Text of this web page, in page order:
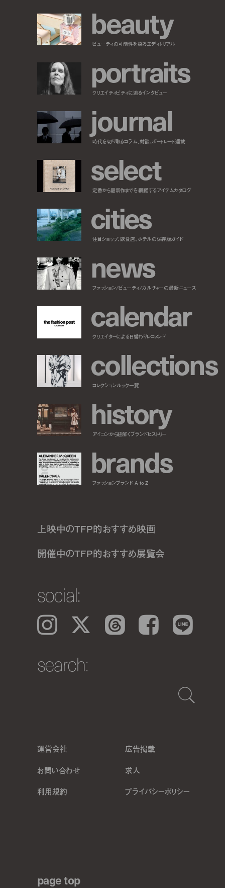
beauty
ビューティの可能性を探るエディトリアル
portraits
クリエイティビティに迫るインタビュー
journal
時代を切り取るコラム、対談、ポートレート連載
select
定番から最新作までを網羅するアイテムカタログ
cities
注目ショップ、飲食店、ホテルの保存版ガイド
news
ファッション/ビューティ/カルチャーの最新ニュース
calendar
クリエイターによる日替わりレコメンド
collections
コレクションルック一覧
history
アイコンから紐解くブランドヒストリー
brands
ファッションブランド A to Z
上映中のTFP的おすすめ映画
開催中のTFP的おすすめ展覧会
social:
Instagram 𝕏 Threads Facebook LINE
search:
運営会社
広告掲載
お問い合わせ
求人
利用規約 プライバシーポリシー
page top